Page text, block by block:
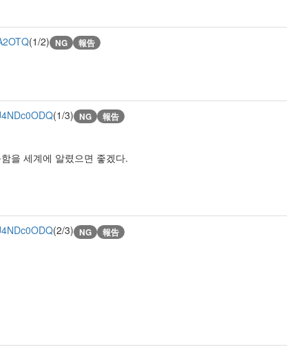
(1/2) NG 報告
(1/3) NG 報告
을 세계에 알렸으면 좋겠다.
(2/3) NG 報告